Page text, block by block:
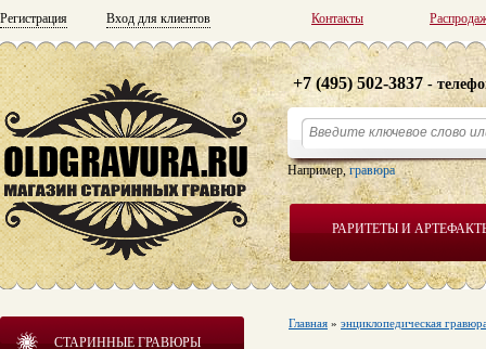
Регистрация Вход для клиентов Контакты
РАРИТЕТЫ И
+7 (495) 502-3837 -
Например,гравюра
СТАРИННЫЕ ГРАВЮРЫ
Главная » энциклопедическая